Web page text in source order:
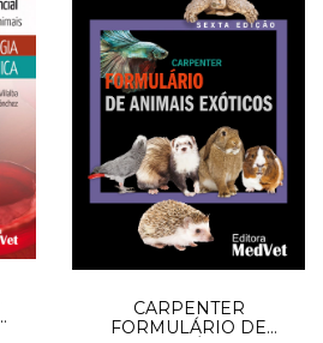
CARPENTER
FORMULÁRIO DE